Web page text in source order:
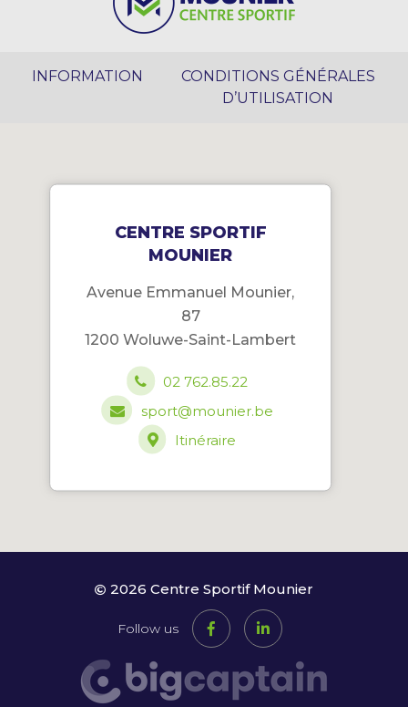
INFORMATION
CONDITIONS GÉNÉRALES
D’UTILISATION
CENTRE SPORTIF
MOUNIER
Avenue Emmanuel Mounier,
87
1200 Woluwe-Saint-Lambert
02 762.85.22
sport@mounier.be
Itinéraire
2026 Centre Sportif Mounier
Follow us